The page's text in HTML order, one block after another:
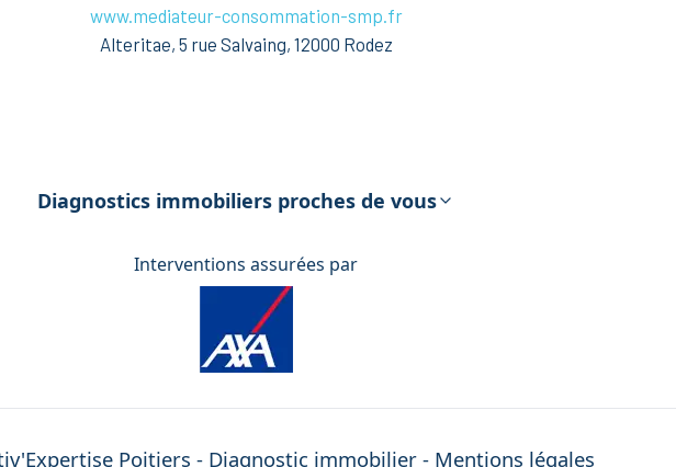
www.mediateur-consommation-smp.fr
Alteritae, 5 rue Salvaing, 12000 Rodez
Diagnostics immobiliers proches de vous
Interventions assurées par
Poitiers - Diagnostic immobilier - Mentions légales